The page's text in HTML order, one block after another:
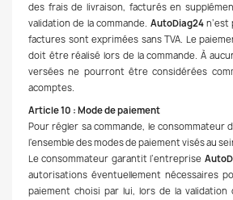
des frais de livraison, facturés en
validation de la commande. AutoDiag24n’est
factures sont exprimées sans TVA. Le
doit être réalisé lors de la commande. À
versées ne pourront être considérées
acomptes.
Article 10 : Mode de paiement
Pour régler sa commande, le consommateur
l'ensemble des modes de paiement visés au
Le consommateur garantit l’entreprise
autorisations éventuellement nécessaires
paiement choisi par lui, lors de la validation